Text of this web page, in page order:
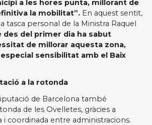
a les hores punta, millorant de
la mobilitat”. En aquest sentit,
tasca personal de la Ministra Raquel
des del primer dia ha sabut
de millorar aquesta zona,
sensibilitat amb el Baix
a la rotonda
de Barcelona també
de les Ovelletes, gràcies a
i coordinada entre administracions.